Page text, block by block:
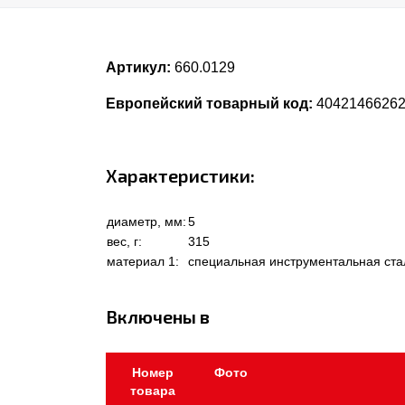
Артикул: 660.0129
Европейский товарный код:
Характеристики:
диаметр, мм:5
вес, г:
315
материал 1:
специальная инструментальная
Включены в
Номер
товара
Фото